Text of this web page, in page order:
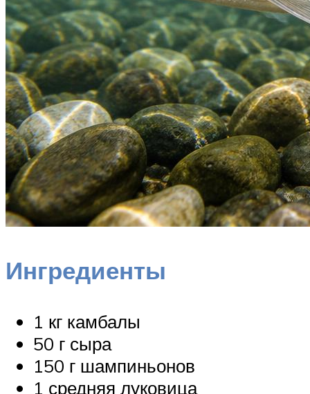
Ингредиенты
1 кг камбалы
50 г сыра
150 г шампиньонов
1 средняя луковица